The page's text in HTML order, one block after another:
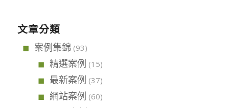
文章分類
案例集錦 (93)
精選案例 (15)
最新案例 (37)
網站案例 (60)